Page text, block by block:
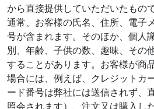
から直接提供していただいたもの
通常、お客様の氏名、住所、電子
号が含まれます。そのほか、個人
別、年齢、子供の数、趣味、その
することがあります。お客様が商
場合には、例えば、クレジットカ
ード番号は弊社には送信されず、
照会されます）、注文又は購入し